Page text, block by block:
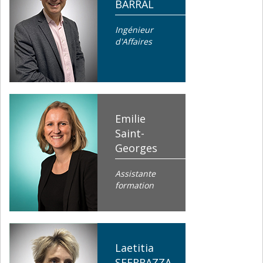
BARRAL
Ingénieur
d'Affaires
Emilie
Saint-
Georges
Assistante
formation
Laetitia